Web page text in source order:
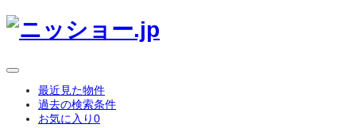
最近見た物件
過去の検索条件
お気に入り0